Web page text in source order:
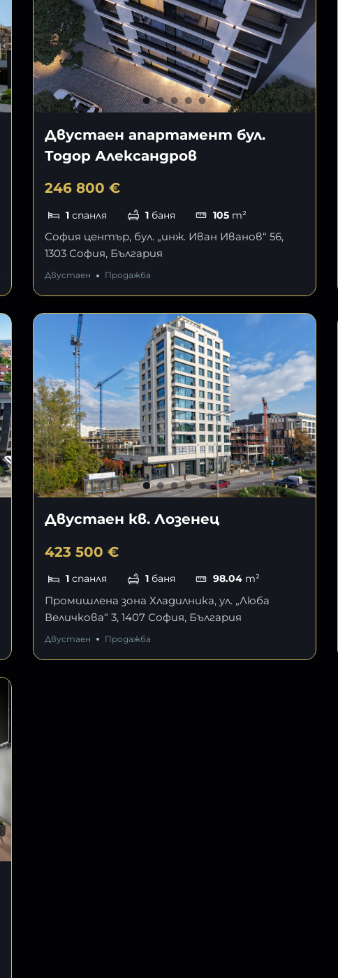
Двустаен апартамент бул.
Тодор Александров
246 800 €
1 спанля 1 баня 105 m²
София център, бул. „инж. Иван Иванов“ 56,
1303 София, България
Двустаен Продажба
Двустаен кв. Лозенец
423 500 €
1 спанля 1 баня 98.04 m²
Промишлена зона Хладилника, ул. „Люба
Величкова“ 3, 1407 София, България
Двустаен Продажба